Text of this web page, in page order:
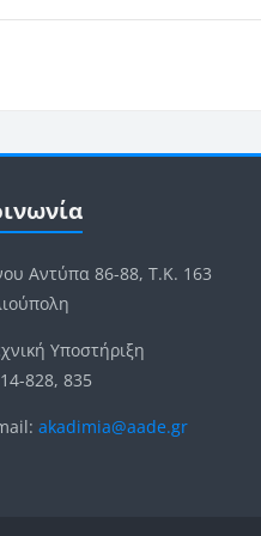
Αντύπα 86-88, Τ.Κ. 163
Υποστήριξη
828, 835
akadimia@aade.gr